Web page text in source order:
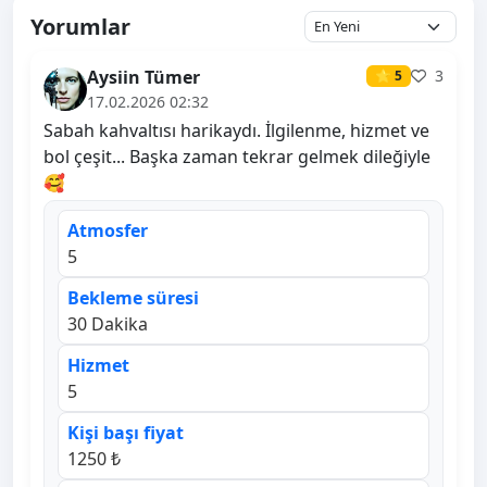
Yorumlar
Aysiin Tümer ⭐ 5
3
17.02.2026 02:32
Sabah kahvaltısı harikaydı. İlgilenme, hizmet ve
bol çeşit... Başka zaman tekrar gelmek dileğiyle
🥰
Atmosfer
5
Bekleme süresi
30 Dakika
Hizmet
5
Kişi başı fiyat
1250 ₺